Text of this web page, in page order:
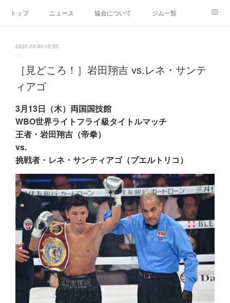
トップ ニュース 協会について ジム一覧
2025.03.09 15:55
［見どころ！］岩田翔吉 vs.レネ・サンテ
ィアゴ
3月13日（木）両国国技館
WBO世界ライトフライ級タイトルマッチ
王者・岩田翔吉（帝拳）
vs.
挑戦者・レネ・サンティアゴ（プエルトリコ）